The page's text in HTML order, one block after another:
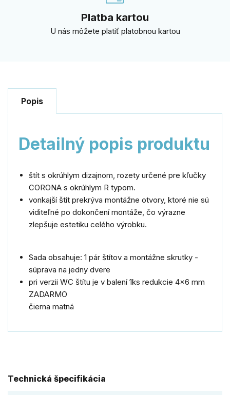
Platba kartou
U nás môžete platiť platobnou kartou
Popis
Detailný popis produktu
štít s okrúhlym dizajnom, rozety určené pre kľučky
CORONA s okrúhlym R typom.
vonkajší štít prekrýva montážne otvory, ktoré nie sú
viditeľné po dokončení montáže, čo výrazne
zlepšuje estetiku celého výrobku.
Sada obsahuje: 1 pár štítov a montážne skrutky -
súprava na jedny dvere
pri verzii WC štítu je v balení 1ks redukcie 4x6 mm
ZADARMO
čierna matná
Technická špecifikácia